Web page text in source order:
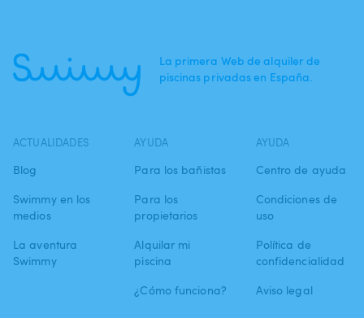
La primera Web de alquiler de
piscinas privadas en España.
ACTUALIDADES
Blog
Swimmy en los
medios
La aventura
Swimmy
AYUDA
Para los bañistas
Para los
propietarios
Alquilar mi
piscina
¿Cómo funciona?
AYUDA
Centro de ayuda
Condiciones de
uso
Política de
confidencialidad
Aviso legal